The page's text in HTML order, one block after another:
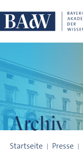
Archiv
Startseite Presse